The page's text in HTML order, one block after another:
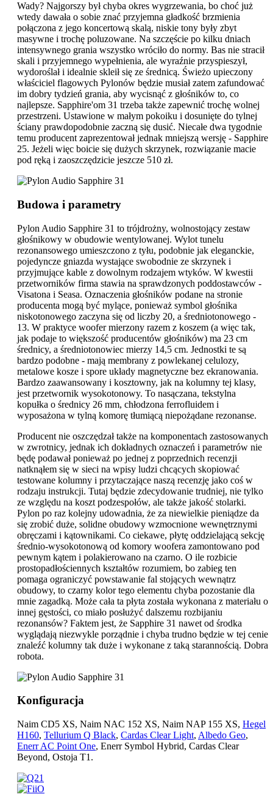
Wady? Najgorszy był chyba okres wygrzewania, bo choć już
wtedy dawała o sobie znać przyjemna gładkość brzmienia
połączona z jego koncertową skalą, niskie tony były zbyt
masywne i trochę poluzowane. Na szczęście po kilku dniach
intensywnego grania wszystko wróciło do normy. Bas nie stracił
skali i przyjemnego wypełnienia, ale wyraźnie przyspieszył,
wydoroślał i idealnie skleił się ze średnicą. Świeżo upieczony
właściciel flagowych Pylonów będzie musiał zatem zafundować
im dobry tydzień grania, aby wycisnąć z głośników to, co
najlepsze. Sapphire'om 31 trzeba także zapewnić trochę wolnej
przestrzeni. Ustawione w małym pokoiku i dosunięte do tylnej
ściany prawdopodobnie zaczną się dusić. Niecałe dwa tygodnie
temu producent zaprezentował jednak mniejszą wersję - Sapphire
25. Jeżeli więc boicie się dużych skrzynek, rozwiązanie macie
pod ręką i zaoszczędzicie jeszcze 510 zł.
Budowa i parametry
Pylon Audio Sapphire 31 to trójdrożny, wolnostojący zestaw
głośnikowy w obudowie wentylowanej. Wylot tunelu
rezonansowego umieszczono z tyłu, podobnie jak eleganckie,
pojedyncze gniazda wystające swobodnie ze skrzynek i
przyjmujące kable z dowolnym rodzajem wtyków. W kwestii
przetworników firma stawia na sprawdzonych poddostawców -
Visatona i Seasa. Oznaczenia głośników podane na stronie
producenta mogą być mylące, ponieważ symbol głośnika
niskotonowego zaczyna się od liczby 20, a średniotonowego -
13. W praktyce woofer mierzony razem z koszem (a więc tak,
jak podaje to większość producentów głośników) ma 23 cm
średnicy, a średniotonowiec mierzy 14,5 cm. Jednostki te są
bardzo podobne - mają membrany z powlekanej celulozy,
metalowe kosze i spore układy magnetyczne bez ekranowania.
Bardzo zaawansowany i kosztowny, jak na kolumny tej klasy,
jest przetwornik wysokotonowy. To nasączana, tekstylna
kopułka o średnicy 26 mm, chłodzona ferrofluidem i
wyposażona w tylną komorę tłumiącą niepożądane rezonanse.
Producent nie oszczędzał także na komponentach zastosowanych
w zwrotnicy, jednak ich dokładnych oznaczeń i parametrów nie
będę podawał ponieważ po jednej z poprzednich recenzji
natknąłem się w sieci na wpisy ludzi chcących skopiować
testowane kolumny i przytaczające naszą recenzję jako coś w
rodzaju instrukcji. Tutaj będzie zdecydowanie trudniej, nie tylko
ze względu na koszt podzespołów, ale także jakość stolarki.
Pylon po raz kolejny udowadnia, że za niewielkie pieniądze da
się zrobić duże, solidne obudowy wzmocnione wewnętrznymi
obręczami i kątownikami. Co ciekawe, płytę oddzielającą sekcję
średnio-wysokotonową od komory woofera zamontowano pod
pewnym kątem i polakierowano na czarno. O ile rozbicie
prostopadłościennych kształtów rozumiem, bo zabieg ten
pomaga ograniczyć powstawanie fal stojących wewnątrz
obudowy, to czarny kolor tego elementu chyba pozostanie dla
mnie zagadką. Może cała ta płyta została wykonana z materiału o
innej gęstości, co miało posłużyć dalszemu rozbijaniu
rezonansów? Faktem jest, że Sapphire 31 nawet od środka
wyglądają niezwykle porządnie i chyba trudno będzie w tej cenie
znaleźć kolumny tak duże i wykonane z taką starannością. Dobra
robota.
Konfiguracja
Naim CD5 XS, Naim NAC 152 XS, Naim NAP 155 XS, Hegel
H160, Tellurium Q Black, Cardas Clear Light, Albedo Geo,
Enerr AC Point One, Enerr Symbol Hybrid, Cardas Clear
Beyond, Ostoja T1.